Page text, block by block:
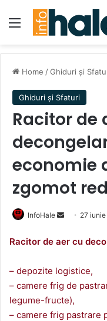
Menu
Home /Ghiduri și
Ghiduri și Sfaturi
Racitor de
economie
zgomot
InfoHale
Send
email
27
Racitor de aer cu
– depozite logistice,
– camere frig de
legume-fructe),
– camere frig pastrare